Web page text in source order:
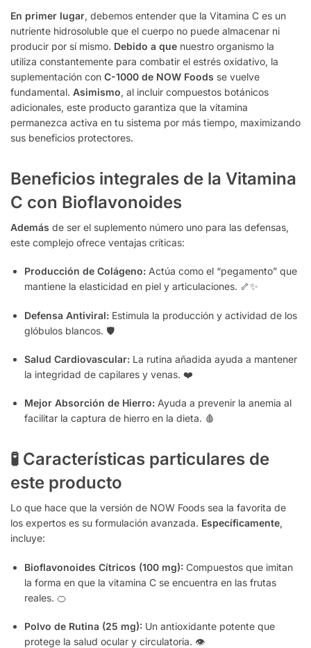
En primer lugar, debemos entender que la Vitamina C es un
nutriente hidrosoluble que el cuerpo no puede almacenar ni
producir por sí mismo. Debido a que nuestro organismo la
utiliza constantemente para combatir el estrés oxidativo, la
suplementación con C-1000 de NOW Foods se vuelve
fundamental. Asimismo, al incluir compuestos botánicos
adicionales, este producto garantiza que la vitamina
permanezca activa en tu sistema por más tiempo, maximizando
sus beneficios protectores.
Beneficios integrales de la Vitamina
C con Bioflavonoides
Además de ser el suplemento número uno para las defensas,
este complejo ofrece ventajas críticas:
Producción de Colágeno: Actúa como el “pegamento” que
mantiene la elasticidad en piel y articulaciones. 🦴✨
Defensa Antiviral: Estimula la producción y actividad de los
glóbulos blancos. 🛡️
Salud Cardiovascular: La rutina añadida ayuda a mantener
la integridad de capilares y venas. ❤️
Mejor Absorción de Hierro: Ayuda a prevenir la anemia al
facilitar la captura de hierro en la dieta. 🩸
🧪 Características particulares de
este producto
Lo que hace que la versión de NOW Foods sea la favorita de
los expertos es su formulación avanzada. Específicamente,
incluye:
Bioflavonoides Cítricos (100 mg): Compuestos que imitan
la forma en que la vitamina C se encuentra en las frutas
reales. 🍊
Polvo de Rutina (25 mg): Un antioxidante potente que
protege la salud ocular y circulatoria. 👁️